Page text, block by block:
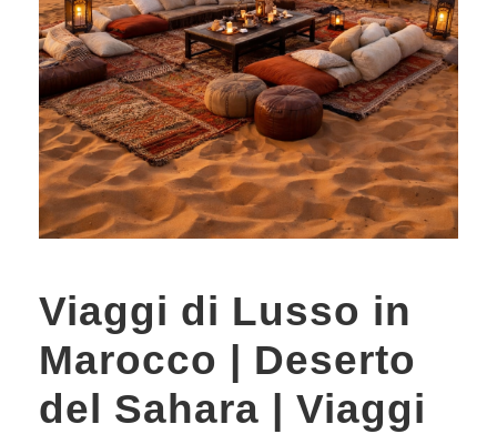
Viaggi di Lusso in
Marocco | Deserto
del Sahara | Viaggi